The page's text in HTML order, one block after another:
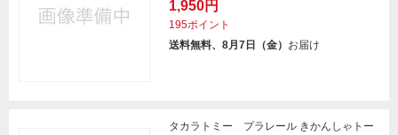
1,950円
195ポイント
送料無料、8月7日（金） お届け
タカラトミー プラレール きかんしゃトー